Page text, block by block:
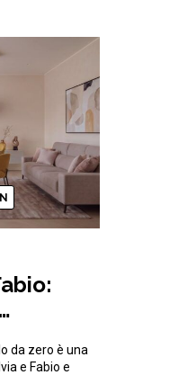
spazi
da zero è una
e Fabio e